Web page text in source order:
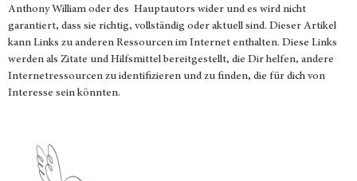
Anthony William oder des Hauptautors wider und es wird nicht
garantiert, dass sie richtig, vollständig oder aktuell sind. Dieser Artikel
kann Links zu anderen Ressourcen im Internet enthalten. Diese Links
werden als Zitate und Hilfsmittel bereitgestellt, die Dir helfen, andere
Internetressourcen zu identifizieren und zu finden, die für dich von
Interesse sein könnten.